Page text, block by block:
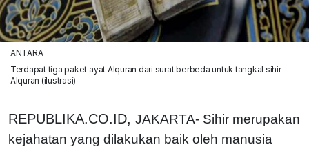
ANTARA
Terdapat tiga paket ayat Alquran dari surat berbeda untuk tangkal sihir
Alquran (ilustrasi)
REPUBLIKA.CO.ID, JAKARTA- Sihir merupakan
kejahatan yang dilakukan baik oleh manusia